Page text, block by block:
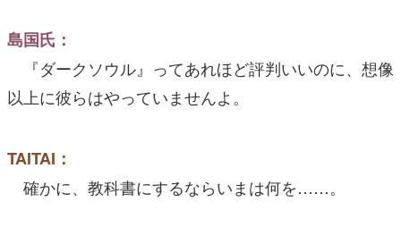
島国氏：
『ダークソウル』ってあれほど評判いいのに、想像
以上に彼らはやっていませんよ。
TAITAI：
確かに、教科書にするならいまは何を……。